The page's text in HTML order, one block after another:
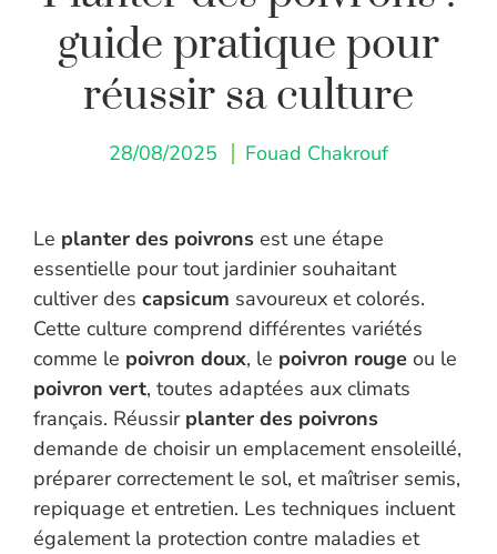
guide pratique pour
réussir sa culture
28/08/2025 Fouad Chakrouf
Le planter des poivrons est une étape
essentielle pour tout jardinier souhaitant
cultiver des capsicum savoureux et colorés.
Cette culture comprend différentes variétés
comme le poivron doux, le poivron rouge ou le
poivron vert, toutes adaptées aux climats
français. Réussir planter des poivrons
demande de choisir un emplacement ensoleillé,
préparer correctement le sol, et maîtriser semis,
repiquage et entretien. Les techniques incluent
également la protection contre maladies et